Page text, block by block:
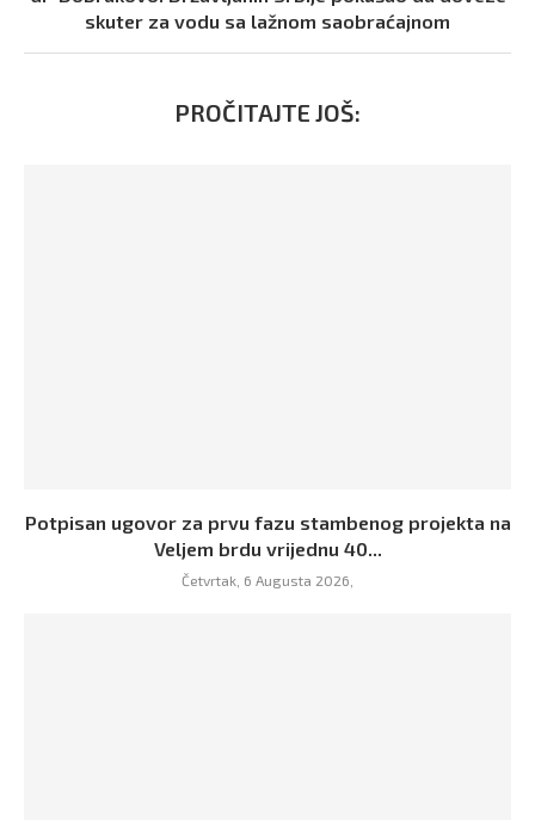
skuter za vodu sa lažnom saobraćajnom
PROČITAJTE JOŠ:
Potpisan ugovor za prvu fazu stambenog projekta na
Veljem brdu vrijednu 40...
Četvrtak, 6 Augusta 2026,